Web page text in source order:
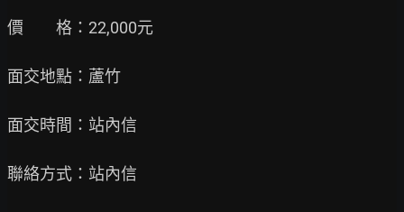
價　　格：22,000元
面交地點：蘆竹
面交時間：站內信
聯絡方式：站內信